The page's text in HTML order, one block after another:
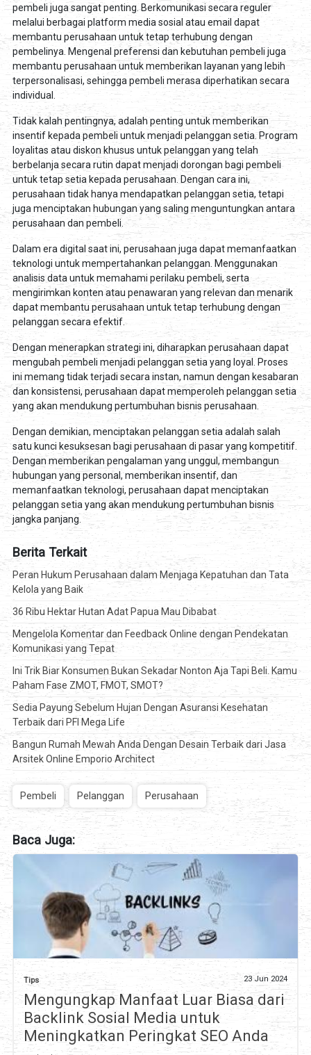
pembeli juga sangat penting. Berkomunikasi secara reguler
melalui berbagai platform media sosial atau email dapat
membantu perusahaan untuk tetap terhubung dengan
pembelinya. Mengenal preferensi dan kebutuhan pembeli juga
membantu perusahaan untuk memberikan layanan yang lebih
terpersonalisasi, sehingga pembeli merasa diperhatikan secara
individual.
Tidak kalah pentingnya, adalah penting untuk memberikan
insentif kepada pembeli untuk menjadi pelanggan setia. Program
loyalitas atau diskon khusus untuk pelanggan yang telah
berbelanja secara rutin dapat menjadi dorongan bagi pembeli
untuk tetap setia kepada perusahaan. Dengan cara ini,
perusahaan tidak hanya mendapatkan pelanggan setia, tetapi
juga menciptakan hubungan yang saling menguntungkan antara
perusahaan dan pembeli.
Dalam era digital saat ini, perusahaan juga dapat memanfaatkan
teknologi untuk mempertahankan pelanggan. Menggunakan
analisis data untuk memahami perilaku pembeli, serta
mengirimkan konten atau penawaran yang relevan dan menarik
dapat membantu perusahaan untuk tetap terhubung dengan
pelanggan secara efektif.
Dengan menerapkan strategi ini, diharapkan perusahaan dapat
mengubah pembeli menjadi pelanggan setia yang loyal. Proses
ini memang tidak terjadi secara instan, namun dengan kesabaran
dan konsistensi, perusahaan dapat memperoleh pelanggan setia
yang akan mendukung pertumbuhan bisnis perusahaan.
Dengan demikian, menciptakan pelanggan setia adalah salah
satu kunci kesuksesan bagi perusahaan di pasar yang kompetitif.
Dengan memberikan pengalaman yang unggul, membangun
hubungan yang personal, memberikan insentif, dan
memanfaatkan teknologi, perusahaan dapat menciptakan
pelanggan setia yang akan mendukung pertumbuhan bisnis
jangka panjang.
Berita Terkait
Peran Hukum Perusahaan dalam Menjaga Kepatuhan dan Tata
Kelola yang Baik
36 Ribu Hektar Hutan Adat Papua Mau Dibabat
Mengelola Komentar dan Feedback Online dengan Pendekatan
Komunikasi yang Tepat
Ini Trik Biar Konsumen Bukan Sekadar Nonton Aja Tapi Beli. Kamu
Paham Fase ZMOT, FMOT, SMOT?
Sedia Payung Sebelum Hujan Dengan Asuransi Kesehatan
Terbaik dari PFI Mega Life
Bangun Rumah Mewah Anda Dengan Desain Terbaik dari Jasa
Arsitek Online Emporio Architect
Pembeli Pelanggan Perusahaan
Baca Juga:
Tips 23 Jun 2024
Mengungkap Manfaat Luar Biasa dari
Backlink Sosial Media untuk
Meningkatkan Peringkat SEO Anda